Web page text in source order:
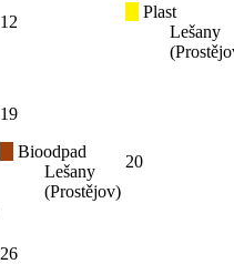
12
Plast
Lešany
19
Bioodpad
Lešany
(Prostějov)
20
26